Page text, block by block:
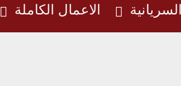
الاعمال الكاملة